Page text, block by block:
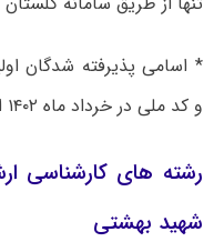
* اسامی پذیرفته شدگان
و کد ملی در خرداد ماه ۱۴۰۲ اعلام خواهد شد.
شهید بهشتی